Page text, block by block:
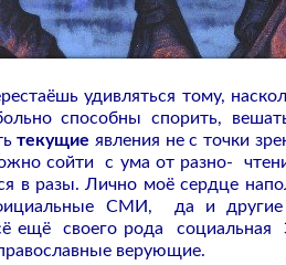
удивляться тому,
способны спорить,
текущие явления не с точки
сойти с ума от разно-
в разы. Лично моё сердце
СМИ, да и другие
ещё своего рода
верующие.